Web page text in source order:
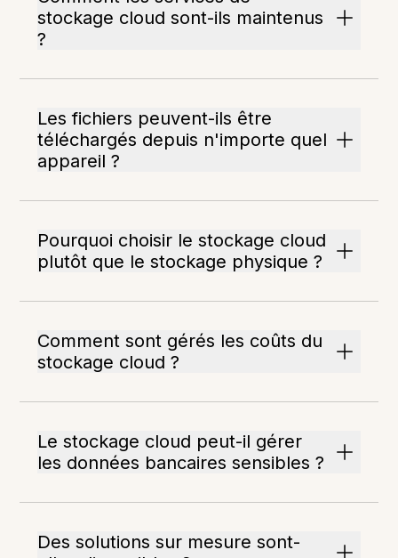
stockage cloud sont-ils maintenus
?
Les fichiers peuvent-ils être
téléchargés depuis n'importe quel
appareil ?
Pourquoi choisir le stockage cloud
plutôt que le stockage physique ?
Comment sont gérés les coûts du
stockage cloud ?
Le stockage cloud peut-il gérer
les données bancaires sensibles ?
Des solutions sur mesure sont-